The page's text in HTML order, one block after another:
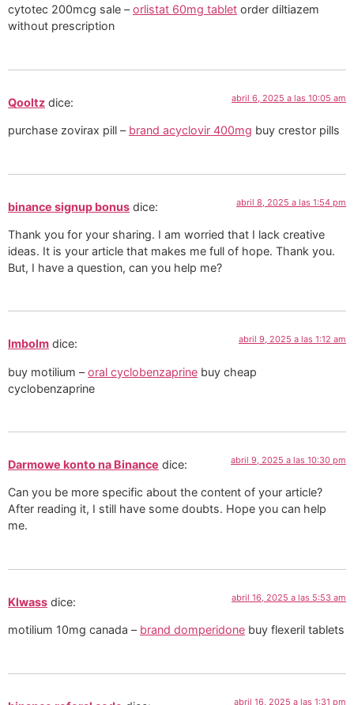
cytotec 200mcg sale –orlistat 60mg tablet order diltiazem
without prescription
Qooltz dice: abril 6, 2025 a las 10:05 am
purchase zovirax pill – brand acyclovir 400mg buy crestor pills
binance signup bonus dice: abril 8, 2025 a las 1:54 pm
Thank you for your sharing. I am worried that I lack creative
ideas. It is your article that makes me full of hope. Thank you.
But, I have a question, can you help me?
Imbolm dice: abril 9, 2025 a las 1:12 am
buy motilium –oral cyclobenzaprine buy cheap
cyclobenzaprine
Darmowe konto na Binance dice: abril 9, 2025 a las 10:30 pm
Can you be more specific about the content of your article?
After reading it, I still have some doubts. Hope you can help
me.
Klwass dice: abril 16, 2025 a las 5:53 am
motilium 10mg canada – brand domperidone buy flexeril tablets
abril 16, 2025 a las 1:31 pm